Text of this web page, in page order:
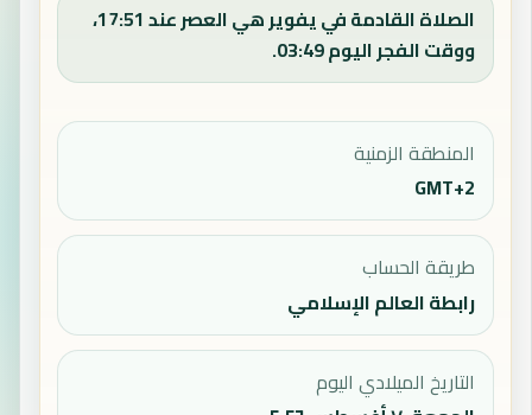
الصلاة القادمة في يفوير هي العصر عند 17:51،
ووقت الفجر اليوم 03:49.
المنطقة الزمنية
GMT+2
طريقة الحساب
رابطة العالم الإسلامي
التاريخ الميلادي اليوم